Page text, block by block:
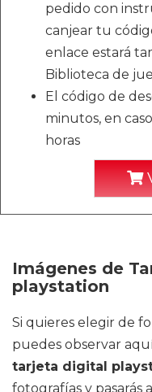
pedido con
canjear tu
enlace estará
Biblioteca de
El código de
minutos, en
horas
Imágenes de
playstation
Si quieres elegir de
puedes observar
tarjeta digital
fotografías y pasarás